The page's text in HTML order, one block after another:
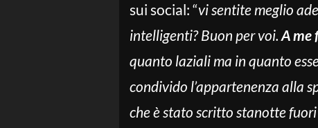
sui social: “vi sentite meglio
intelligenti? Buon per voi. A me
quanto laziali ma in quanto
condivido l’appartenenza alla
che è stato scritto stanotte fuori